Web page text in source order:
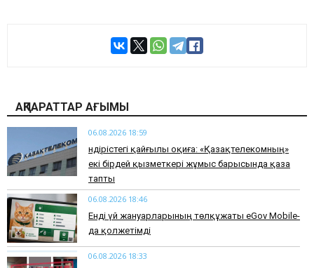
АҚПАРАТТАР АҒЫМЫ
06.08.2026 18:59
Өндірістегі қайғылы оқиға: «Қазақтелекомның»
екі бірдей қызметкері жұмыс барысында қаза
тапты
06.08.2026 18:46
Енді үй жануарларының төлқұжаты eGov Mobile-
да қолжетімді
06.08.2026 18:33